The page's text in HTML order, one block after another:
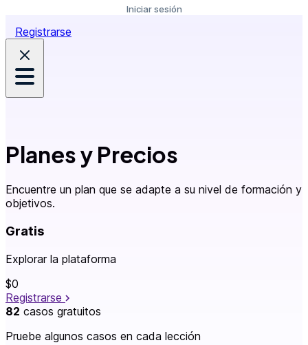
Iniciar sesión
Registrarse
Planes y Precios
Encuentre un plan que se adapte a su nivel de formación y
objetivos.
Gratis
Explorar la plataforma
$0
Registrarse
82 casos gratuitos
Pruebe algunos casos en cada lección